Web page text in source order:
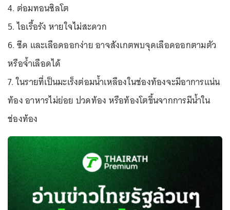
4. ต่อมทอนซิลโต
5. ไอเรื้อรัง หายใจไม่สะดวก
6. ซีด และเลือดออกง่าย อาจสังเกตพบจุดเลือดออกตามตัว
หรือจ้ำเลือดได้
7. ในรายที่เป็นมะเร็งต่อมน้ำเหลืองในช่องท้องจะมีอาการแน่น
ท้อง อาหารไม่ย่อย ปวดท้อง หรือท้องโตขึ้นจากการมีน้ำใน
ช่องท้อง